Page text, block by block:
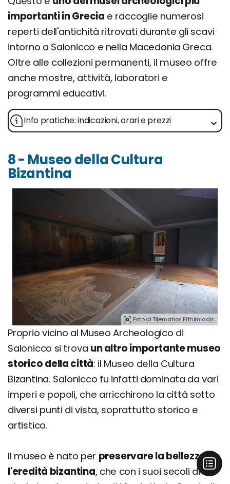
importanti in Grecia e raccoglie numerosi
reperti dell'antichità ritrovati durante gli scavi
intorno a Salonicco e nella Macedonia Greca.
Oltre alle collezioni permanenti, il museo offre
anche mostre, attività, laboratori e
programmi educativi.
Info pratiche: indicazioni, orari e prezzi
8 - Museo della Cultura
Bizantina
Foto di Tilemahos Efthimiadis.
Proprio vicino al Museo Archeologico di
Salonicco si trova un altro importante museo
storico della città: il Museo della Cultura
Bizantina. Salonicco fu infatti dominata da vari
imperi e popoli, che arricchirono la città sotto
diversi punti di vista, soprattutto storico e
artistico.
Il museo è nato per preservare la bellezza e
l'eredità bizantina, che con i suoi secoli di